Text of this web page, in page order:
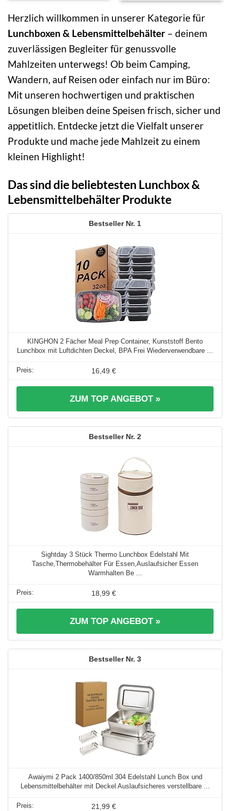
Herzlich willkommen in unserer Kategorie für
Lunchboxen & Lebensmittelbehälter – deinem
zuverlässigen Begleiter für genussvolle
Mahlzeiten unterwegs! Ob beim Camping,
Wandern, auf Reisen oder einfach nur im Büro:
Mit unseren hochwertigen und praktischen
Lösungen bleiben deine Speisen frisch, sicher und
appetitlich. Entdecke jetzt die Vielfalt unserer
Produkte und mache jede Mahlzeit zu einem
kleinen Highlight!
Das sind die beliebtesten Lunchbox &
Lebensmittelbehälter Produkte
1
KINGHON 2 Fächer Meal Prep Container, Kunststoff Bento
Lunchbox mit Luftdichten Deckel, BPA Frei Wiederverwendbare ...
16,49 €
ZUM TOP ANGEBOT »
2
Sightday 3 Stück Thermo Lunchbox Edelstahl Mit
Tasche,Thermobehälter Für Essen,Auslaufsicher Essen
Warmhalten Be ...
18,99 €
ZUM TOP ANGEBOT »
3
Awaiymi 2 Pack 1400/850ml 304 Edelstahl Lunch Box und
Lebensmittelbehälter mit Deckel Auslaufsicheres verstellbare ...
21,99 €